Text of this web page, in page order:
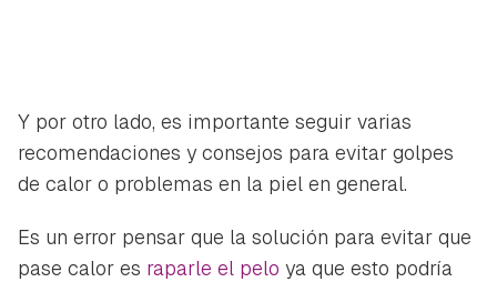
Y por otro lado, es importante seguir varias
recomendaciones y consejos para evitar golpes
de calor o problemas en la piel en general.
Es un error pensar que la solución para evitar que
pase calor es raparle el pelo ya que esto podría